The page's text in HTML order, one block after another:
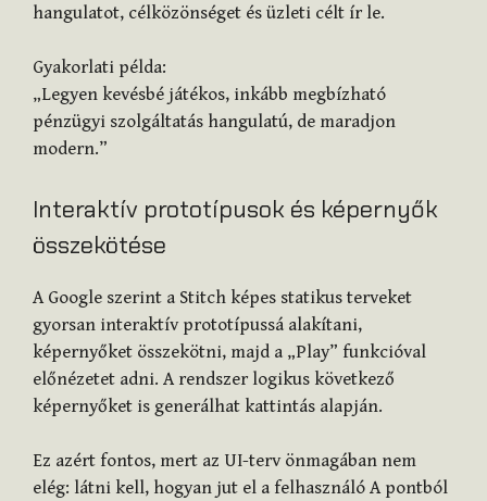
hangulatot, célközönséget és üzleti célt ír le.
Gyakorlati példa:
„Legyen kevésbé játékos, inkább megbízható
pénzügyi szolgáltatás hangulatú, de maradjon
modern.”
Interaktív prototípusok és képernyők
összekötése
A Google szerint a Stitch képes statikus terveket
gyorsan interaktív prototípussá alakítani,
képernyőket összekötni, majd a „Play” funkcióval
előnézetet adni. A rendszer logikus következő
képernyőket is generálhat kattintás alapján.
Ez azért fontos, mert az UI-terv önmagában nem
elég: látni kell, hogyan jut el a felhasználó A pontból